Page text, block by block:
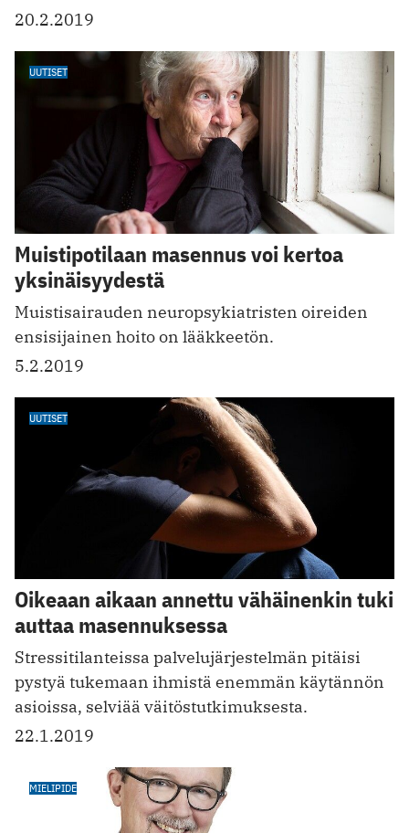
20.2.2019
UUTISET
Muistipotilaan masennus voi kertoa
yksinäisyydestä
Muistisairauden neuropsykiatristen oireiden
ensisijainen hoito on lääkkeetön.
5.2.2019
UUTISET
Oikeaan aikaan annettu vähäinenkin tuki
auttaa masennuksessa
Stressitilanteissa palvelujärjestelmän pitäisi
pystyä tukemaan ihmistä enemmän käytännön
asioissa, selviää väitöstutkimuksesta.
22.1.2019
MIELIPIDE